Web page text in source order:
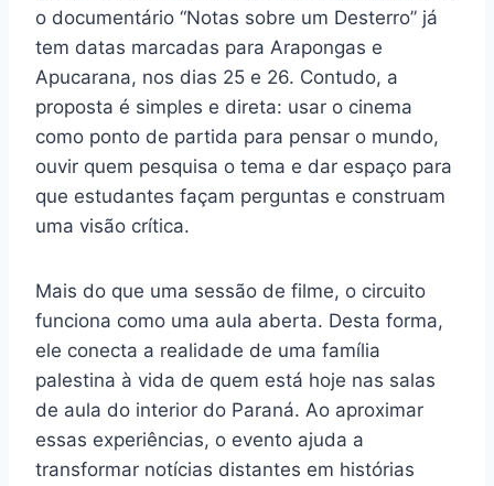
o documentário “Notas sobre um Desterro” já
tem datas marcadas para Arapongas e
Apucarana, nos dias 25 e 26. Contudo, a
proposta é simples e direta: usar o cinema
como ponto de partida para pensar o mundo,
ouvir quem pesquisa o tema e dar espaço para
que estudantes façam perguntas e construam
uma visão crítica.
Mais do que uma sessão de filme, o circuito
funciona como uma aula aberta. Desta forma,
ele conecta a realidade de uma família
palestina à vida de quem está hoje nas salas
de aula do interior do Paraná. Ao aproximar
essas experiências, o evento ajuda a
transformar notícias distantes em histórias